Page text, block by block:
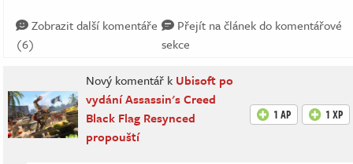
Zobrazit další komentáře
(6)
Přejít na článek do komentářové
sekce
Nový komentář k Ubisoft po
vydání Assassin's Creed
Black Flag Resynced
propouští
1 AP 1 XP